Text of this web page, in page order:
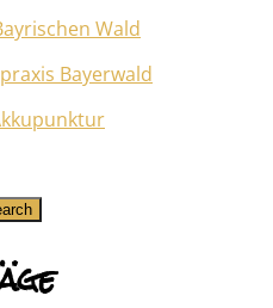
Wald
Bayerwald